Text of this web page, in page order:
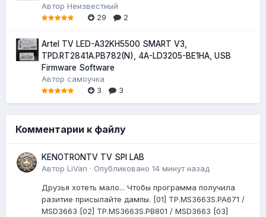
Автор Неизвестный
29
2
Artel TV LED-A32KH5500 SMART V3,
TPD.RT2841A.PB782(N), 4A-LD3205-BE1HA, USB
Firmware Software
Автор самоучка
3
3
Комментарии к файлу
KENOTRONTV TV SPI LAB
Автор LiVan · Опубликовано 14 минут назад
Друзья хотеть мало... Чтобы программа получила
разитие присылайте дампы. [01] TP.MS3663S.PA671 /
MSD3663 [02] TP.MS3663S.PB801 / MSD3663 [03]